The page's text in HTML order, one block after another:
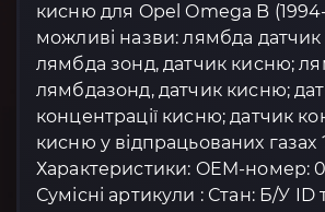
кисню для Opel Omega B
можливі назви: лямбда
лямбда зонд, датчик кисню;
лямбдазонд, датчик кисню;
концентрації кисню; датчик
кисню у відпрацьованих газах
Характеристики: OEM-номер:
Сумісні артикули : Стан: Б/У ID